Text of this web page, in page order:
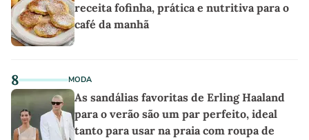
receita fofinha, prática e nutritiva para o
café da manhã
8 MODA
As sandálias favoritas de Erling Haaland
para o verão são um par perfeito, ideal
tanto para usar na praia com roupa de